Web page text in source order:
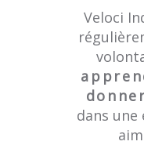
Veloci
dans